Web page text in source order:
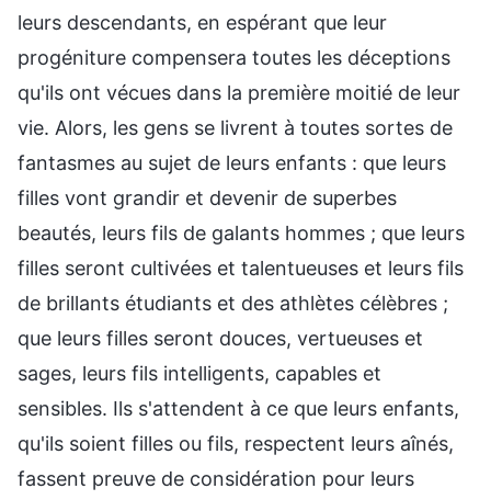
leurs descendants, en espérant que leur
progéniture compensera toutes les déceptions
qu'ils ont vécues dans la première moitié de leur
vie. Alors, les gens se livrent à toutes sortes de
fantasmes au sujet de leurs enfants : que leurs
filles vont grandir et devenir de superbes
beautés, leurs fils de galants hommes ; que leurs
filles seront cultivées et talentueuses et leurs fils
de brillants étudiants et des athlètes célèbres ;
que leurs filles seront douces, vertueuses et
sages, leurs fils intelligents, capables et
sensibles. Ils s'attendent à ce que leurs enfants,
qu'ils soient filles ou fils, respectent leurs aînés,
fassent preuve de considération pour leurs